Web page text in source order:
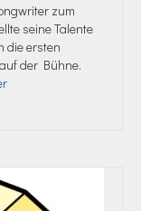
zum
seine Talente
die ersten
der Bühne.